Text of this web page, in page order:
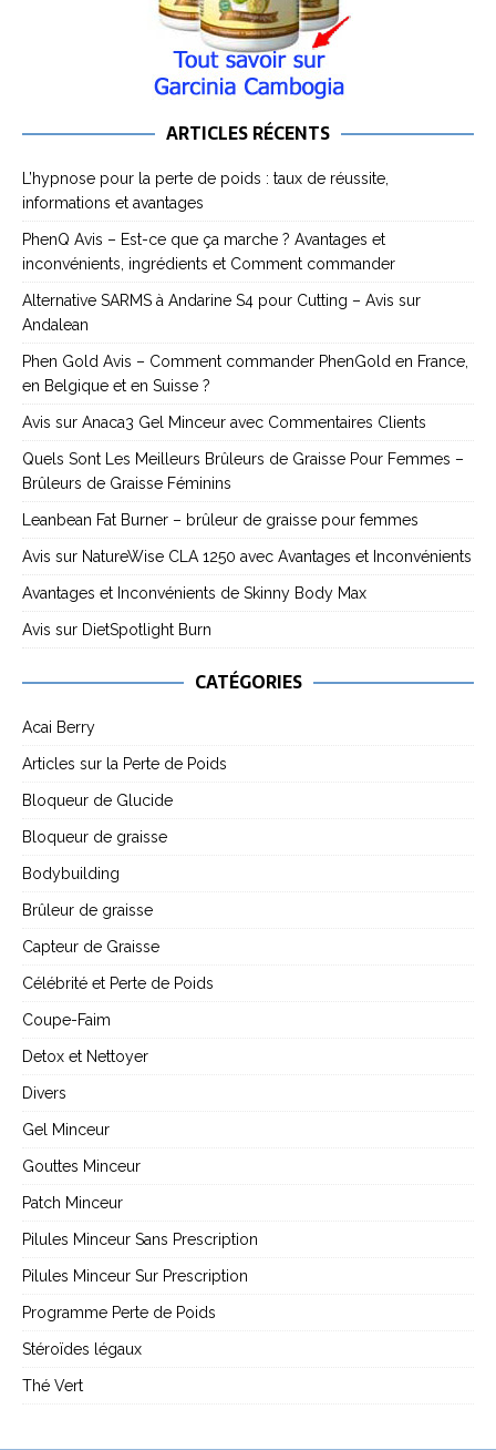
ARTICLES RÉCENTS
L’hypnose pour la perte de poids : taux de réussite,
informations et avantages
PhenQ Avis – Est-ce que ça marche ? Avantages et
inconvénients, ingrédients et Comment commander
Alternative SARMS à Andarine S4 pour Cutting – Avis sur
Andalean
Phen Gold Avis – Comment commander PhenGold en France,
en Belgique et en Suisse ?
Avis sur Anaca3 Gel Minceur avec Commentaires Clients
Quels Sont Les Meilleurs Brûleurs de Graisse Pour Femmes –
Brûleurs de Graisse Féminins
Leanbean Fat Burner – brûleur de graisse pour femmes
Avis sur NatureWise CLA 1250 avec Avantages et Inconvénients
Avantages et Inconvénients de Skinny Body Max
Avis sur DietSpotlight Burn
CATÉGORIES
Acai Berry
Articles sur la Perte de Poids
Bloqueur de Glucide
Bloqueur de graisse
Bodybuilding
Brûleur de graisse
Capteur de Graisse
Célébrité et Perte de Poids
Coupe-Faim
Detox et Nettoyer
Divers
Gel Minceur
Gouttes Minceur
Patch Minceur
Pilules Minceur Sans Prescription
Pilules Minceur Sur Prescription
Programme Perte de Poids
Stéroïdes légaux
Thé Vert